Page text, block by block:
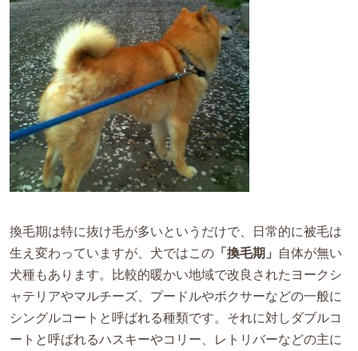
換毛期は特に抜け毛が多いというだけで、日常的に被毛は
生え変わっていますが、犬ではこの 「換毛期」
自体が無い
犬種もあります。比較的暖かい地域で改良されたヨークシ
ャテリアやマルチーズ、プードルやボクサーなどの一般に
シングルコートと呼ばれる種類です。それに対しダブルコ
ートと呼ばれるハスキーやコリー、レトリバーなどの主に